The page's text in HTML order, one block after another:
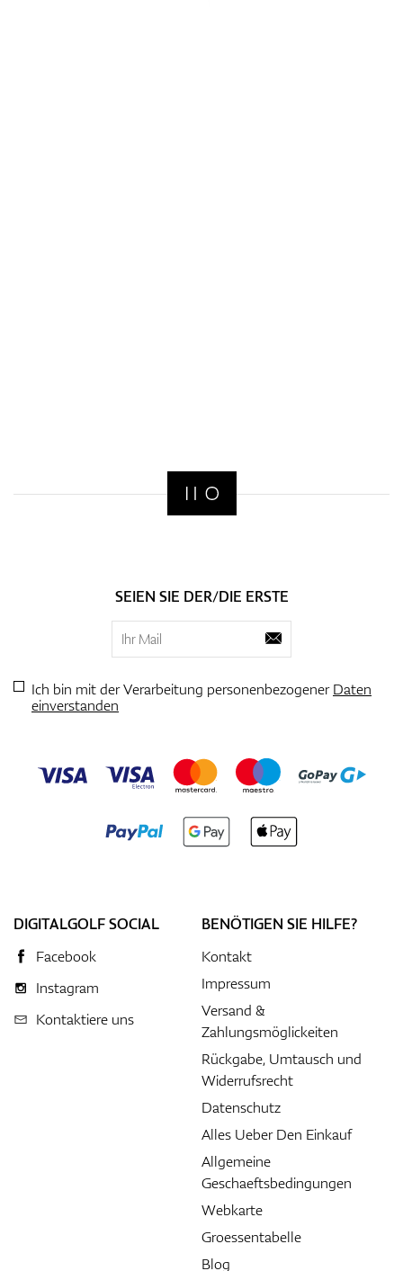
SEIEN SIE DER/DIE ERSTE
Ich bin mit der Verarbeitung personenbezogenerDaten
einverstanden
DIGITALGOLF SOCIAL
Facebook
Instagram
Kontaktiere uns
BENÖTIGEN SIE HILFE?
Kontakt
Impressum
Versand &
Zahlungsmöglickeiten
Rückgabe, Umtausch und
Widerrufsrecht
Datenschutz
Alles Ueber Den Einkauf
Allgemeine
Geschaeftsbedingungen
Webkarte
Groessentabelle
Blog